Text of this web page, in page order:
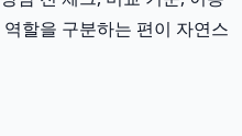
할을 구분하는 편이 자연스